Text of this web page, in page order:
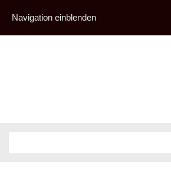
Navigation einblenden